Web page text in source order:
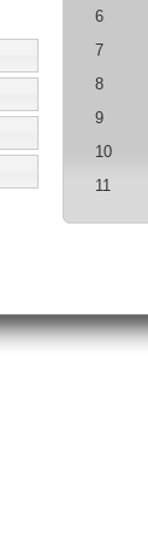
6
7
8
9
10
11